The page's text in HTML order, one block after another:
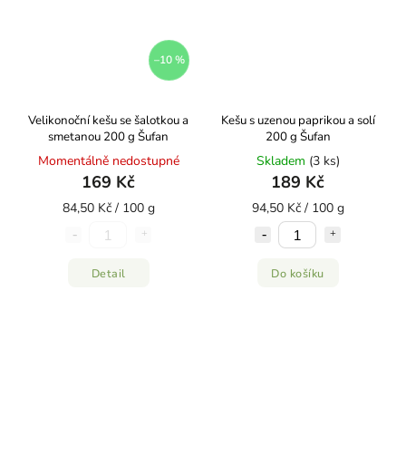
–10 %
Velikonoční kešu se šalotkou a
smetanou 200 g Šufan
Momentálně nedostupné
169 Kč
84,50 Kč / 100 g
Detail
Kešu s uzenou paprikou a solí
200 g Šufan
Skladem (3 ks)
189 Kč
94,50 Kč / 100 g
Do košíku